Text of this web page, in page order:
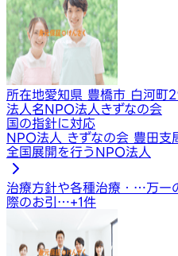
所在地愛知県 豊橋市 白河町
法人名NPO法人きずなの会
国の指針に対応
NPO法人 きずなの会 豊田支
全国展開を行うNPO法人
治療方針や各種治療・…万一
際のお引…+1件